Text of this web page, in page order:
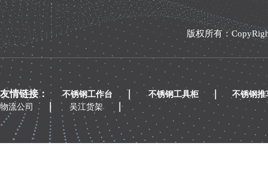
版权所有：
友情链接： 不锈钢工作台 ｜ 不锈钢工具柜 ｜
不锈钢推
物流公司
｜ 吴江货架 ｜